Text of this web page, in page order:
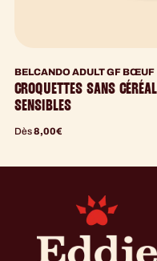
BELCANDO ADULT GF BŒUF
CROQUETTES SANS
SENSIBLES
Dès8,00€